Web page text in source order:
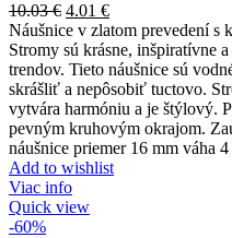
10.03€ 4.01 €
Náušnice v zlatom prevedení s
Stromy sú krásne, inšpiratívne
trendov. Tieto náušnice sú
skrášliť a nepôsobiť tuctovo.
vytvára harmóniu a je štýlový.
pevným kruhovým okrajom.
náušnice priemer 16 mm váha 4
Add to wishlist
Viac info
Quick view
-60%